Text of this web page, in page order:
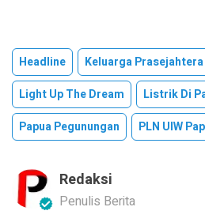
Headline Keluarga Prasejahtera
Light Up The Dream
Listrik Di
Papua Pegunungan
PLN UIW
Redaksi
Penulis Berita